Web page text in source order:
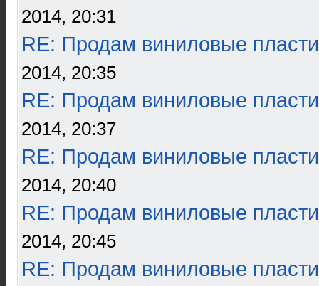
2014, 20:31
RE: Продам виниловые
2014, 20:35
RE: Продам виниловые
2014, 20:37
RE: Продам виниловые
2014, 20:40
RE: Продам виниловые
2014, 20:45
RE: Продам виниловые